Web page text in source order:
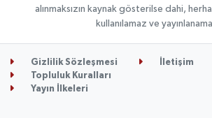
alınmaksızın kaynak gösterilse dahi,
kullanılamaz ve
Gizlilik Sözleşmesi
İletişim
Topluluk Kuralları
Yayın İlkeleri